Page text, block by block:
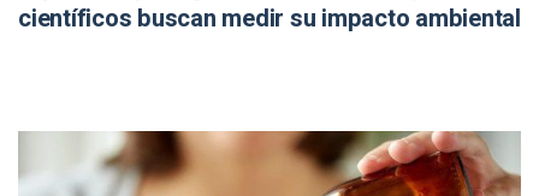
científicos buscan medir su impacto ambiental